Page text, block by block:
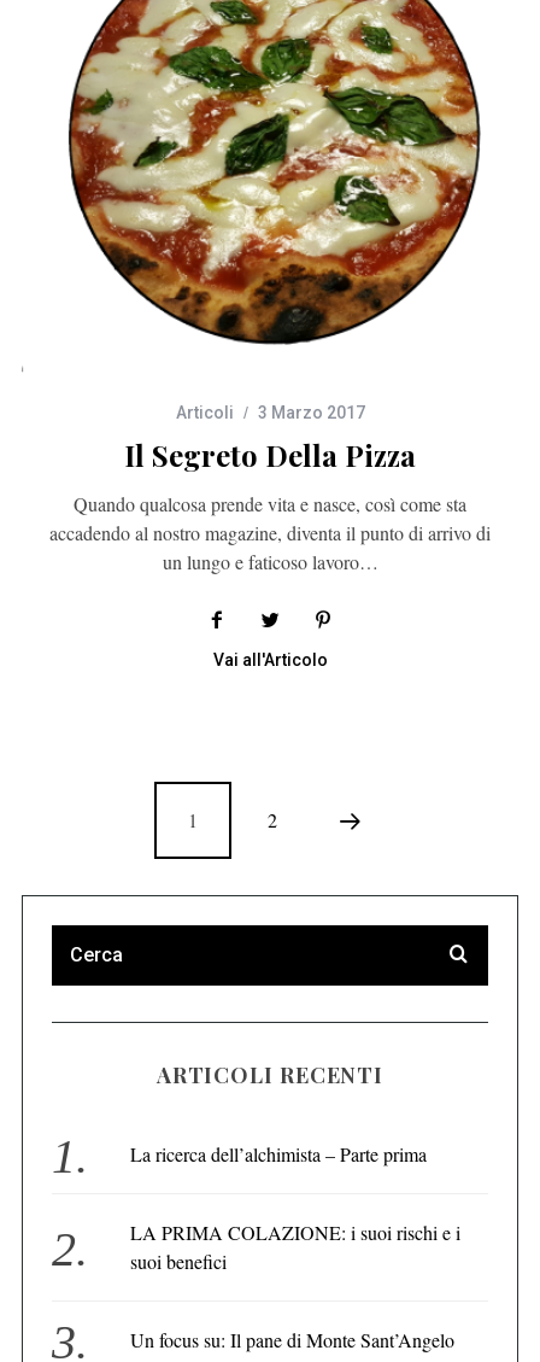
Articoli 3 Marzo 2017
Il Segreto Della Pizza
Quando qualcosa prende vita e nasce, così come sta
accadendo al nostro magazine, diventa il punto di arrivo di
un lungo e faticoso lavoro…
Vai all'Articolo
1 2
ARTICOLI RECENTI
La ricerca dell’alchimista – Parte prima
LA PRIMA COLAZIONE: i suoi rischi e i
suoi benefici
Un focus su: Il pane di Monte Sant’Angelo